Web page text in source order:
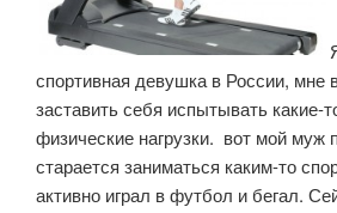
спортивная девушка в России, мне
заставить себя испытывать какие-
физические нагрузки. вот мой муж
старается заниматься каким-то
активно играл в футбол и бегал.